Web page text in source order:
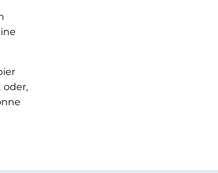
oder,